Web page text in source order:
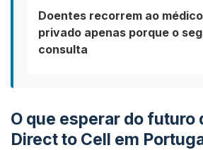
Doentes recorrem ao
privado apenas porque o
consulta
O que esperar do futuro
Direct to Cell em